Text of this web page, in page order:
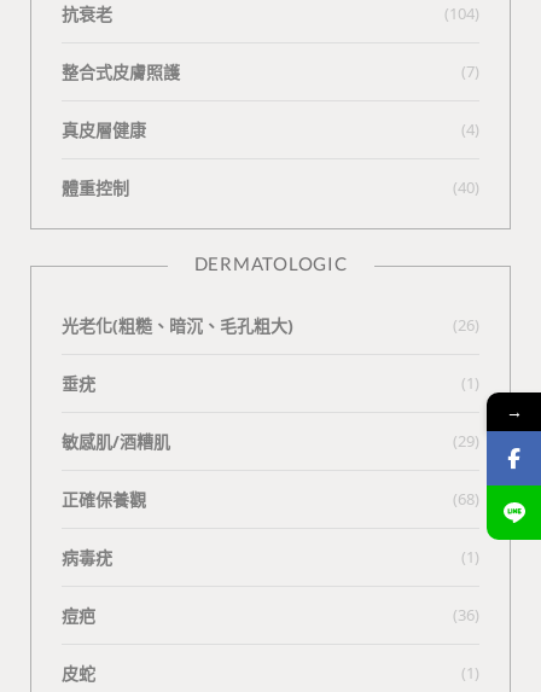
抗衰老 (104)
整合式皮膚照護 (7)
真皮層健康 (4)
體重控制 (40)
DERMATOLOGIC
光老化(粗糙、暗沉、毛孔粗大) (26)
垂疣 (1)
敏感肌/酒糟肌 (29)
正確保養觀 (68)
病毒疣 (1)
痘疤 (36)
皮蛇 (1)
→